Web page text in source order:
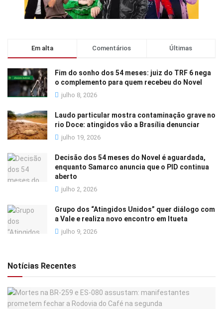
Em alta Comentários Últimas
Fim do sonho dos 54 meses: juiz do TRF 6 nega
o complemento para quem recebeu do Novel
julho 8, 2026
Laudo particular mostra contaminação grave no
rio Doce: atingidos vão a Brasília denunciar
julho 19, 2026
Decisão dos 54 meses do Novel é aguardada,
enquanto Samarco anuncia que o PID continua
aberto
julho 2, 2026
Grupo dos “Atingidos Unidos” quer diálogo com
a Vale e realiza novo encontro em Itueta
julho 9, 2026
Notícias Recentes